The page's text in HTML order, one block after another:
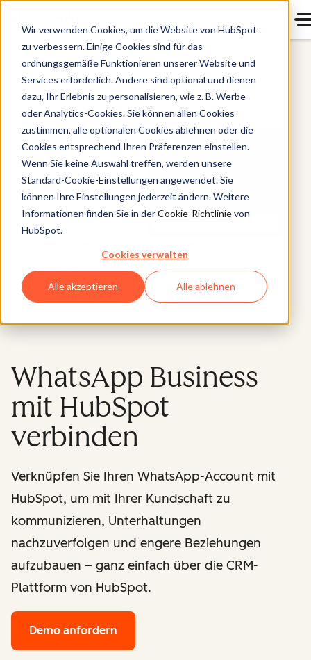
Wir verwenden Cookies, um die Website von HubSpot
zu verbessern. Einige Cookies sind für das
ordnungsgemäße Funktionieren unserer Website und
Services erforderlich. Andere sind optional und dienen
dazu, Ihr Erlebnis zu personalisieren, wie z. B. Werbe-
oder Analytics-Cookies. Sie können allen Cookies
zustimmen, alle optionalen Cookies ablehnen oder die
Cookies entsprechend Ihren Präferenzen einstellen.
Wenn Sie keine Auswahl treffen, werden unsere
Standard-Cookie-Einstellungen angewendet. Sie
können Ihre Einstellungen jederzeit ändern. Weitere
Informationen finden Sie in derCookie-Richtlinievon
HubSpot.
Cookies verwalten
Alle akzeptieren Alle ablehnen
Alle Produkte
WhatsApp Business
mit HubSpot
verbinden
Verknüpfen Sie Ihren WhatsApp-Account mit
HubSpot, um mit Ihrer Kundschaft zu
kommunizieren, Unterhaltungen
nachzuverfolgen und engere Beziehungen
aufzubauen – ganz einfach über die CRM-
Plattform von HubSpot.
Demo anfordern